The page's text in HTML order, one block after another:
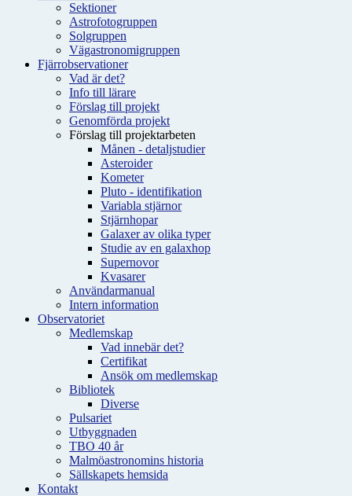
Sektioner
Astrofotogruppen
Solgruppen
Vägastronomigruppen
Fjärrobservationer
Vad är det?
Info till lärare
Förslag till projekt
Genomförda projekt
Förslag till projektarbeten
Månen - detaljstudier
Asteroider
Kometer
Pluto - identifikation
Variabla stjärnor
Stjärnhopar
Galaxer av olika typer
Studie av en galaxhop
Supernovor
Kvasarer
Användarmanual
Intern information
Observatoriet
Medlemskap
Vad innebär det?
Certifikat
Ansök om medlemskap
Bibliotek
Diverse
Pulsariet
Utbyggnaden
TBO 40 år
Malmöastronomins historia
Sällskapets hemsida
Kontakt